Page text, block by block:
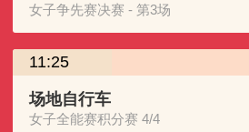
女子争先赛决赛 - 第3场
11:25
场地自行车
女子全能赛积分赛 4/4